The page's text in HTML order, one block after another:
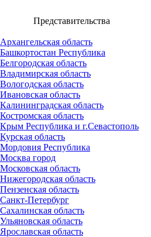
Представительства
Архангельская область
Башкортостан Республика
Белгородская область
Владимирская область
Вологодская область
Ивановская область
Калининградская область
Костромская область
Крым Республика и г.Севастополь
Курская область
Мордовия Республика
Москва город
Московская область
Нижегородская область
Пензенская область
Санкт-Петербург
Сахалинская область
Ульяновская область
Ярославская область